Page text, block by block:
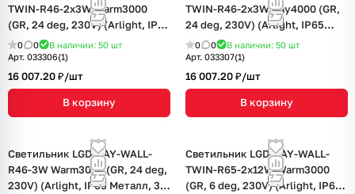
TWIN-R46-2x3W Warm3000
(GR, 24 deg, 230V) (Arlight, IP65
Металл, 3 года)
0 0 В наличии: 50 шт
Арт. 033306(1)
16 007.20 ₽/шт
В корзину
TWIN-R46-2x3W Day4000 (GR,
24 deg, 230V) (Arlight, IP65
Металл, 3 года)
0 0 В наличии: 50 шт
Арт. 033307(1)
16 007.20 ₽/шт
В корзину
Светильник LGD-RAY-WALL-
R46-3W Warm3000 (GR, 24 deg,
230V) (Arlight, IP65 Металл, 3
Светильник LGD-RAY-WALL-
TWIN-R65-2x12W Warm3000
(GR, 6 deg, 230V) (Arlight, IP65